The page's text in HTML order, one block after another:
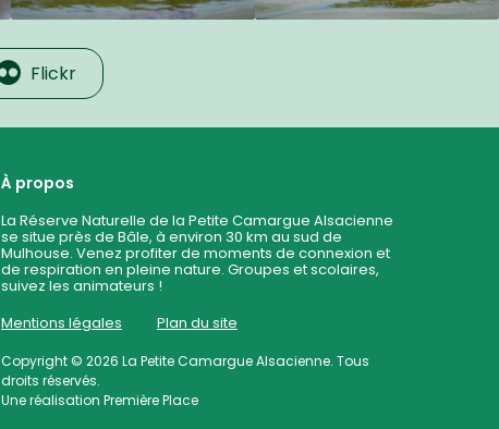
Flickr
À propos
La Réserve Naturelle de la Petite Camargue Alsacienne
se situe près de Bâle, à environ 30 km au sud de
Mulhouse. Venez profiter de moments de connexion et
de respiration en pleine nature. Groupes et scolaires,
suivez les animateurs !
Mentions légales
Plan du site
Copyright © 2026La Petite Camargue Alsacienne. Tous
droits réservés.
Une réalisationPremière Place